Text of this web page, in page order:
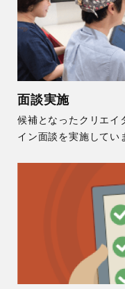
面談実施
候補となったクリエイ
イン面談を実施してい